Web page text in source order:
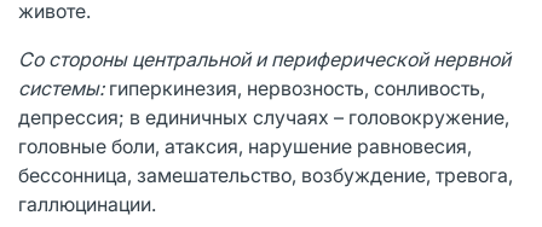
животе.
Со стороны центральной и периферической нервной
системы:гиперкинезия, нервозность, сонливость,
депрессия; в единичных случаях – головокружение,
головные боли, атаксия, нарушение равновесия,
бессонница, замешательство, возбуждение, тревога,
галлюцинации.